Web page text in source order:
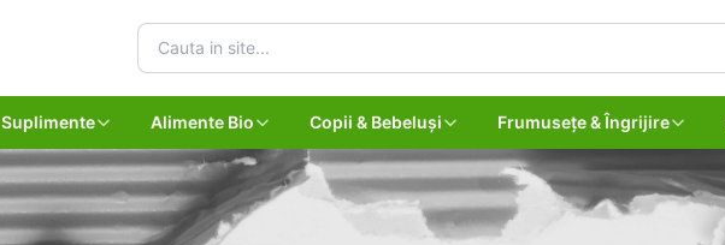
Suplimente Alimente Bio Copii & Bebeluși Frumusețe & Îngrijire